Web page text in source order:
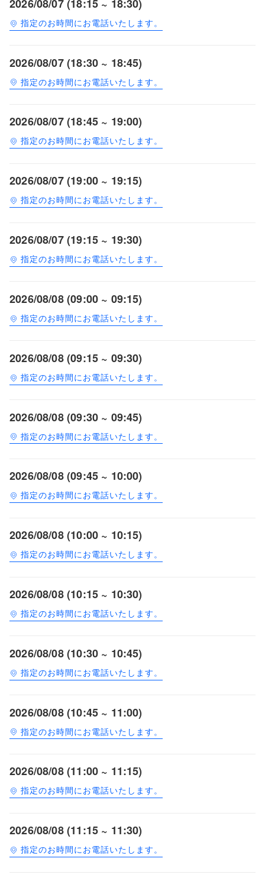
2026/08/07 (18:15 ~ 18:30)
指定のお時間にお電話いたします。
2026/08/07 (18:30 ~ 18:45)
指定のお時間にお電話いたします。
2026/08/07 (18:45 ~ 19:00)
指定のお時間にお電話いたします。
2026/08/07 (19:00 ~ 19:15)
指定のお時間にお電話いたします。
2026/08/07 (19:15 ~ 19:30)
指定のお時間にお電話いたします。
2026/08/08 (09:00 ~ 09:15)
指定のお時間にお電話いたします。
2026/08/08 (09:15 ~ 09:30)
指定のお時間にお電話いたします。
2026/08/08 (09:30 ~ 09:45)
指定のお時間にお電話いたします。
2026/08/08 (09:45 ~ 10:00)
指定のお時間にお電話いたします。
2026/08/08 (10:00 ~ 10:15)
指定のお時間にお電話いたします。
2026/08/08 (10:15 ~ 10:30)
指定のお時間にお電話いたします。
2026/08/08 (10:30 ~ 10:45)
指定のお時間にお電話いたします。
2026/08/08 (10:45 ~ 11:00)
指定のお時間にお電話いたします。
2026/08/08 (11:00 ~ 11:15)
指定のお時間にお電話いたします。
2026/08/08 (11:15 ~ 11:30)
指定のお時間にお電話いたします。